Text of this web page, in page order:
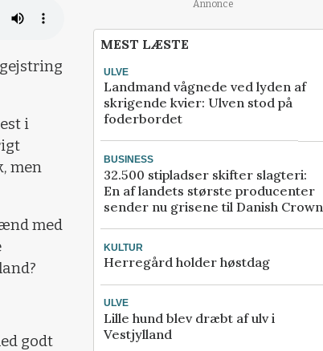
i
men
med
godt
Annonce
MEST LÆSTE
ULVE
Landmand vågnede ved lyden af
skrigende kvier: Ulven stod på
foderbordet
BUSINESS
32.500 stipladser skifter slagteri:
En af landets største producenter
sender nu grisene til Danish Crown
KULTUR
Herregård holder høstdag
ULVE
Lille hund blev dræbt af ulv i
Vestjylland